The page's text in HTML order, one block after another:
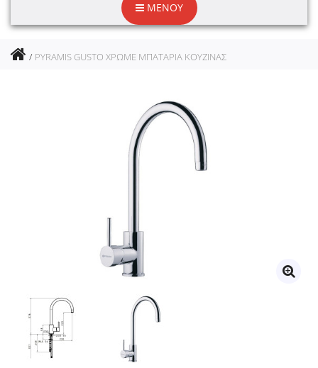
ΜΕΝΟΥ
PYRAMIS GUSTO ΧΡΩΜΕ ΜΠΑΤΑΡΙΑ ΚΟΥΖΙΝΑΣ